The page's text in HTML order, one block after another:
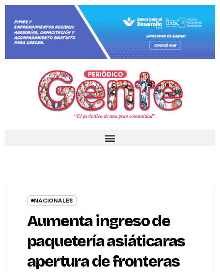
NACIONALES
Aumenta ingreso de
paquetería asiáticaras
apertura de fronteras